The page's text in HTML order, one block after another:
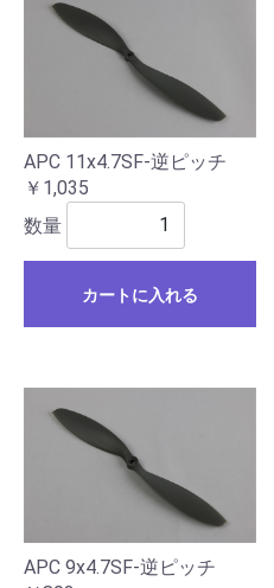
APC 11x4.7SF-逆ピッチ
￥1,035
数量
カートに入れる
APC 9x4.7SF-逆ピッチ